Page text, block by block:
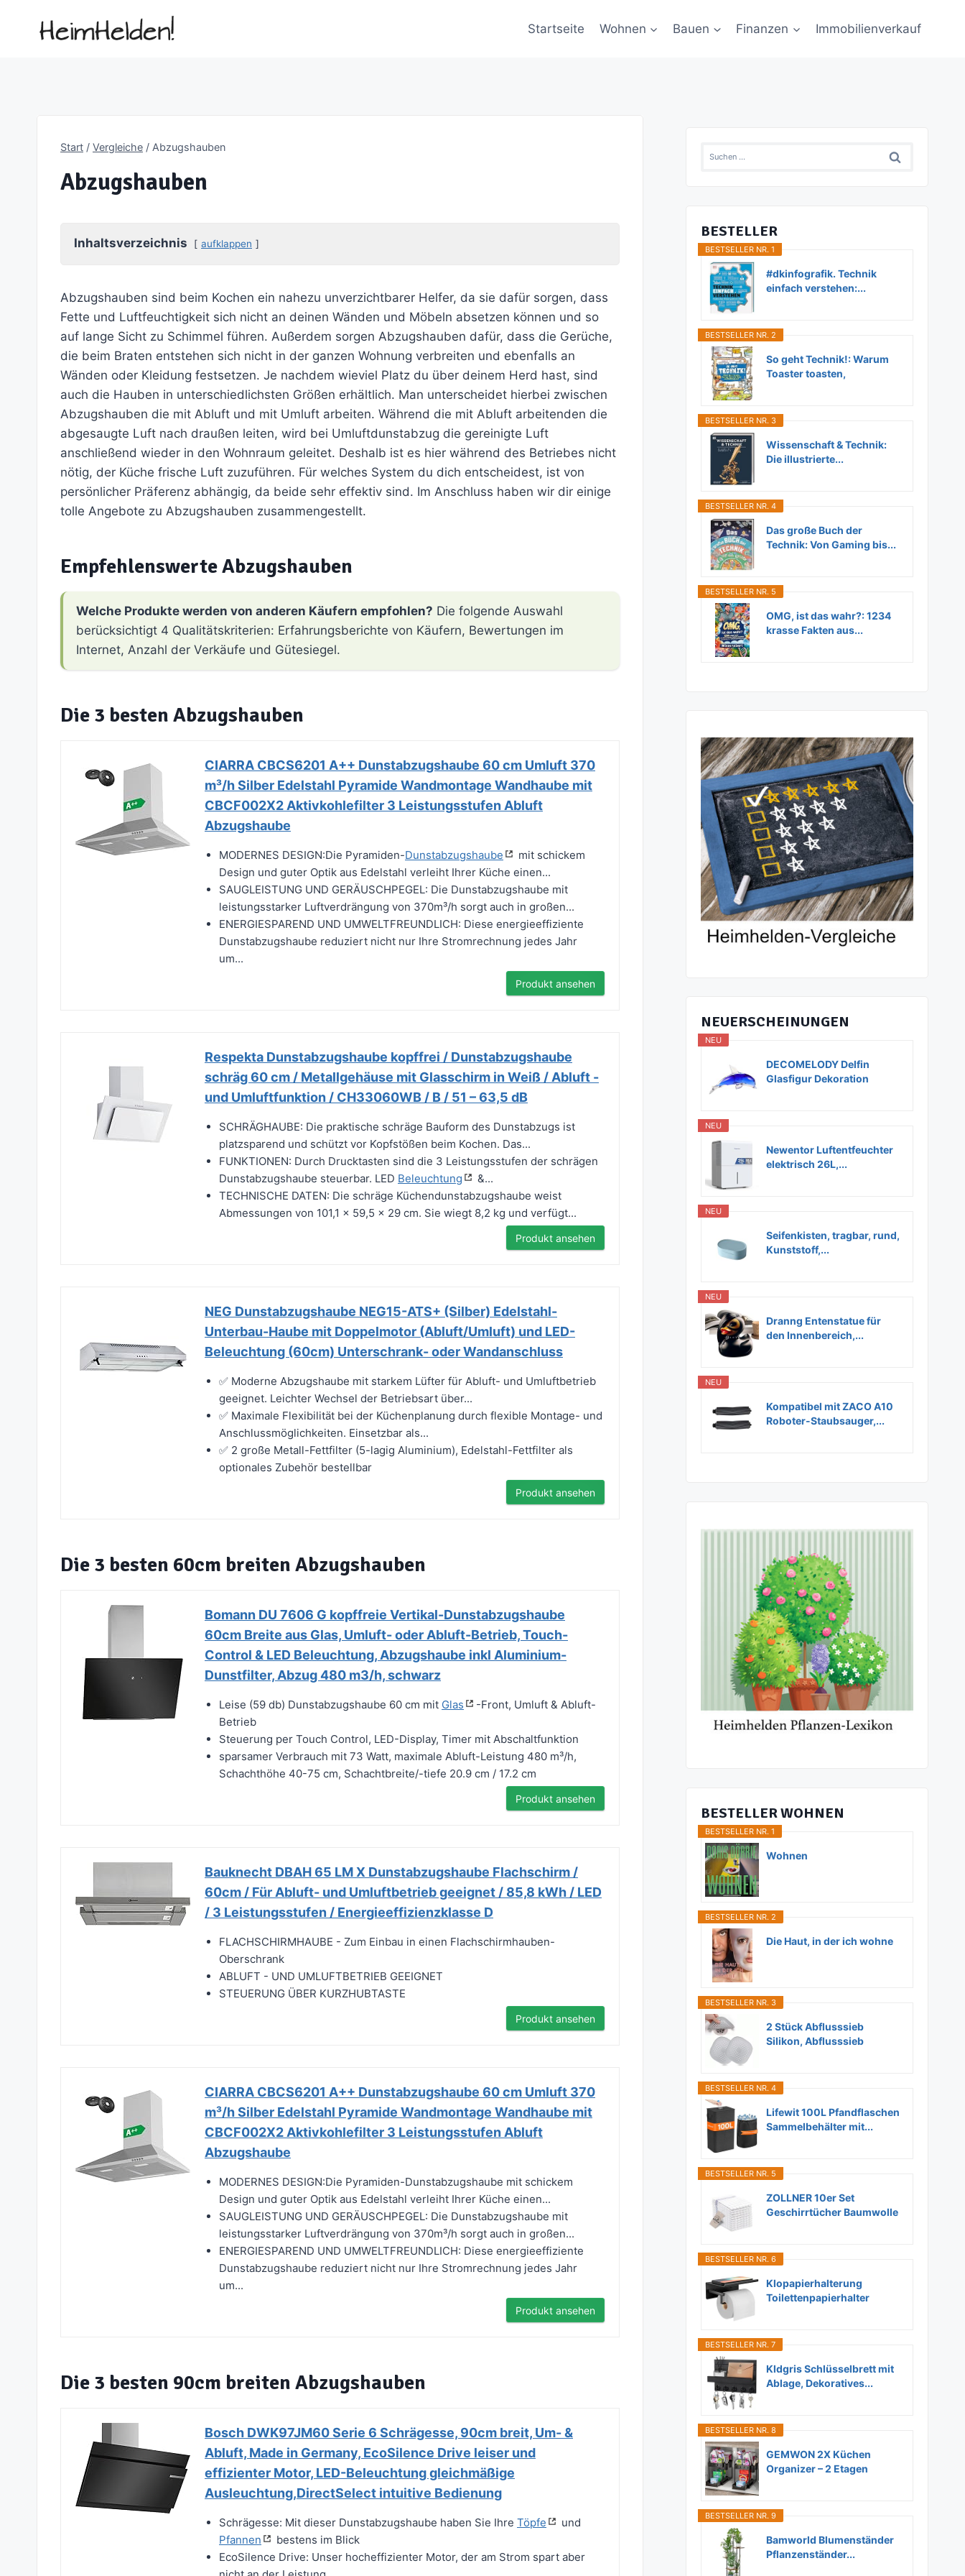
Startseite Wohnen Bauen Finanzen Immobilienverkauf
Start / Vergleiche / Abzugshauben
Abzugshauben
Inhaltsverzeichnis aufklappen
Abzugshauben sind beim Kochen ein nahezu unverzichtbarer Helfer, da sie dafür sorgen, dass
Fette und Luftfeuchtigkeit sich nicht an deinen Wänden und Möbeln absetzen können und so
auf lange Sicht zu Schimmel führen. Außerdem sorgen Abzugshauben dafür, dass die Gerüche,
die beim Braten entstehen sich nicht in der ganzen Wohnung verbreiten und ebenfalls an
Wänden oder Kleidung festsetzen. Je nachdem wieviel Platz du über deinem Herd hast, sind
auch die Hauben in unterschiedlichsten Größen erhältlich. Man unterscheidet hierbei zwischen
Abzugshauben die mit Abluft und mit Umluft arbeiten. Während die mit Abluft arbeitenden die
abgesaugte Luft nach draußen leiten, wird bei Umluftdunstabzug die gereinigte Luft
anschließend wieder in den Wohnraum geleitet. Deshalb ist es hier während des Betriebes nicht
nötig, der Küche frische Luft zuzuführen. Für welches System du dich entscheidest, ist von
persönlicher Präferenz abhängig, da beide sehr effektiv sind. Im Anschluss haben wir dir einige
tolle Angebote zu Abzugshauben zusammengestellt.
Empfehlenswerte Abzugshauben
Welche Produkte werden von anderen Käufern empfohlen? Die folgende Auswahl
berücksichtigt 4 Qualitätskriterien: Erfahrungsberichte von Käufern, Bewertungen im
Internet, Anzahl der Verkäufe und Gütesiegel.
Die 3 besten Abzugshauben
CIARRA CBCS6201 A++ Dunstabzugshaube 60 cm Umluft 370
m³/h Silber Edelstahl Pyramide Wandmontage Wandhaube mit
CBCF002X2 Aktivkohlefilter 3 Leistungsstufen Abluft
Abzugshaube
MODERNES DESIGN:Die Pyramiden-Dunstabzugshaube
mit schickem
Design und guter Optik aus Edelstahl verleiht Ihrer Küche einen...
SAUGLEISTUNG UND GERÄUSCHPEGEL: Die Dunstabzugshaube mit
leistungsstarker Luftverdrängung von 370m³/h sorgt auch in großen...
ENERGIESPAREND UND UMWELTFREUNDLICH: Diese energieeffiziente
Dunstabzugshaube reduziert nicht nur Ihre Stromrechnung jedes Jahr
um...
Produkt ansehen
Respekta Dunstabzugshaube kopffrei / Dunstabzugshaube
schräg 60 cm / Metallgehäuse mit Glasschirm in Weiß / Abluft -
und Umluftfunktion / CH33060WB / B / 51 – 63,5 dB
SCHRÄGHAUBE: Die praktische schräge Bauform des Dunstabzugs ist
platzsparend und schützt vor Kopfstößen beim Kochen. Das...
FUNKTIONEN: Durch Drucktasten sind die 3 Leistungsstufen der schrägen
Dunstabzugshaube steuerbar. LED Beleuchtung
&...
TECHNISCHE DATEN: Die schräge Küchendunstabzugshaube weist
Abmessungen von 101,1 x 59,5 x 29 cm. Sie wiegt 8,2 kg und verfügt...
Produkt ansehen
NEG Dunstabzugshaube NEG15-ATS+ (Silber) Edelstahl-
Unterbau-Haube mit Doppelmotor (Abluft/Umluft) und LED-
Beleuchtung (60cm) Unterschrank- oder Wandanschluss
✅ Moderne Abzugshaube mit starkem Lüfter für Abluft- und Umluftbetrieb
geeignet. Leichter Wechsel der Betriebsart über...
✅ Maximale Flexibilität bei der Küchenplanung durch flexible Montage- und
Anschlussmöglichkeiten. Einsetzbar als...
✅ 2 große Metall-Fettfilter (5-lagig Aluminium), Edelstahl-Fettfilter als
optionales Zubehör bestellbar
Produkt ansehen
Die 3 besten 60cm breiten Abzugshauben
Bomann DU 7606 G kopffreie Vertikal-Dunstabzugshaube
60cm Breite aus Glas, Umluft- oder Abluft-Betrieb, Touch-
Control & LED Beleuchtung, Abzugshaube inkl Aluminium-
Dunstfilter, Abzug 480 m3/h, schwarz
Leise (59 db) Dunstabzugshaube 60 cm mit Glas
-Front, Umluft & Abluft-
Betrieb
Steuerung per Touch Control, LED-Display, Timer mit Abschaltfunktion
sparsamer Verbrauch mit 73 Watt, maximale Abluft-Leistung 480 m³/h,
Schachthöhe 40-75 cm, Schachtbreite/-tiefe 20.9 cm / 17.2 cm
Produkt ansehen
Bauknecht DBAH 65 LM X Dunstabzugshaube Flachschirm /
60cm / Für Abluft- und Umluftbetrieb geeignet / 85,8 kWh / LED
/ 3 Leistungsstufen / Energieeffizienzklasse D
FLACHSCHIRMHAUBE - Zum Einbau in einen Flachschirmhauben-
Oberschrank
ABLUFT - UND UMLUFTBETRIEB GEEIGNET
STEUERUNG ÜBER KURZHUBTASTE
Produkt ansehen
CIARRA CBCS6201 A++ Dunstabzugshaube 60 cm Umluft 370
m³/h Silber Edelstahl Pyramide Wandmontage Wandhaube mit
CBCF002X2 Aktivkohlefilter 3 Leistungsstufen Abluft
Abzugshaube
MODERNES DESIGN:Die Pyramiden-Dunstabzugshaube mit schickem
Design und guter Optik aus Edelstahl verleiht Ihrer Küche einen...
SAUGLEISTUNG UND GERÄUSCHPEGEL: Die Dunstabzugshaube mit
leistungsstarker Luftverdrängung von 370m³/h sorgt auch in großen...
ENERGIESPAREND UND UMWELTFREUNDLICH: Diese energieeffiziente
Dunstabzugshaube reduziert nicht nur Ihre Stromrechnung jedes Jahr
um...
Produkt ansehen
Die 3 besten 90cm breiten Abzugshauben
Bosch DWK97JM60 Serie 6 Schrägesse, 90cm breit, Um- &
Abluft, Made in Germany, EcoSilence Drive leiser und
effizienter Motor, LED-Beleuchtung gleichmäßige
Ausleuchtung,DirectSelect intuitive Bedienung
Schrägesse: Mit dieser Dunstabzugshaube haben Sie Ihre Töpfe
und
Pfannen
bestens im Blick
EcoSilence Drive: Unser hocheffizienter Motor, der am Strom spart aber
Suchen
BESTELLER
BESTSELLER NR. 1
#dkinfografik. Technik
einfach verstehen:...
BESTSELLER NR. 2
So geht Technik!: Warum
Toaster toasten,
BESTSELLER NR. 3
Wissenschaft & Technik:
Die illustrierte...
BESTSELLER NR. 4
Das große Buch der
Technik: Von Gaming bis...
BESTSELLER NR. 5
OMG, ist das wahr?: 1234
krasse Fakten aus...
NEUERSCHEINUNGEN
NEU
DECOMELODY Delfin
Glasfigur Dekoration
NEU
Newentor Luftentfeuchter
elektrisch 26L,...
NEU
Seifenkisten, tragbar, rund,
Kunststoff,...
NEU
Dranng Entenstatue für
den Innenbereich,...
NEU
Kompatibel mit ZACO A10
Roboter-Staubsauger,...
BESTELLER WOHNEN
BESTSELLER NR. 1
Wohnen
BESTSELLER NR. 2
Die Haut, in der ich wohne
BESTSELLER NR. 3
2 Stück Abflusssieb
Silikon, Abflusssieb
BESTSELLER NR. 4
Lifewit 100L Pfandflaschen
Sammelbehälter mit...
BESTSELLER NR. 5
ZOLLNER 10er Set
Geschirrtücher Baumwolle
BESTSELLER NR. 6
Klopapierhalterung
Toilettenpapierhalter
BESTSELLER NR. 7
Kldgris Schlüsselbrett mit
Ablage, Dekoratives...
BESTSELLER NR. 8
GEMWON 2X Küchen
Organizer – 2 Etagen
BESTSELLER NR. 9
Bamworld Blumenständer
Pflanzenständer...